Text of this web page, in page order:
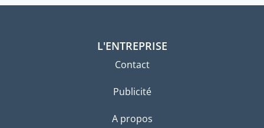
L'ENTREPRISE
Contact
Publicité
A propos